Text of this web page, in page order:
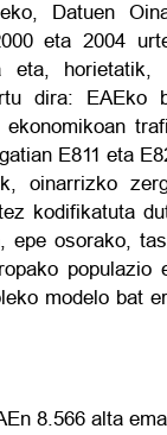
Datuen
eta 2004
eta, horietatik,
dira: EAEko
E811 eta
oinarrizko
kodifikatuta
epe osorako,
populazio
modelo bat
8.566 alta